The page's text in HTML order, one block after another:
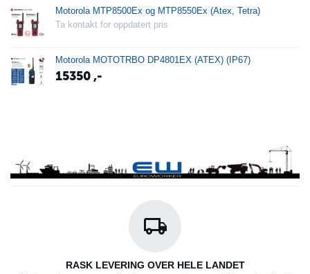
Motorola MTP8500Ex og MTP8550Ex (Atex, Tetra)
Ta kontakt for oppdatert pris
Motorola MOTOTRBO DP4801EX (ATEX) (IP67)
15350,-
RASK LEVERING OVER HELE LANDET